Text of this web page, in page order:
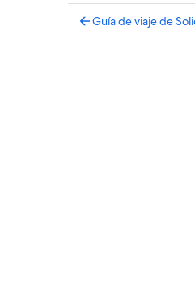
Guía de viaje de